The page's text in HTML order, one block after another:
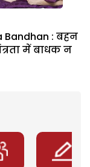
Bandhan : बहन
में बाधक न